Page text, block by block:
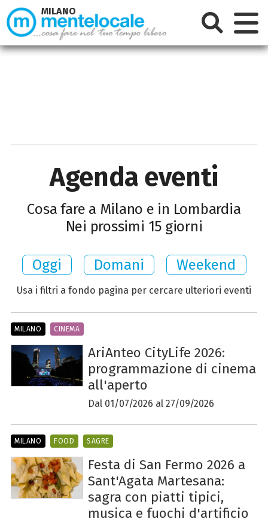
Agenda eventi
Cosa fare a Milano e in Lombardia
Nei prossimi 15 giorni
Oggi Domani Weekend
Usa i filtri a fondo pagina per cercare ulteriori eventi
AriAnteo CityLife 2026:
programmazione di cinema
all'aperto
Dal 01/07/2026 al 27/09/2026
MILANO CINEMA
Festa di San Fermo 2026 a
Sant'Agata Martesana:
sagra con piatti tipici,
musica e fuochi d'artificio
MILANO FOOD SAGRE
MILANO